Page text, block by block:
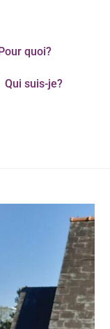
quoi?
Qui suis-je?